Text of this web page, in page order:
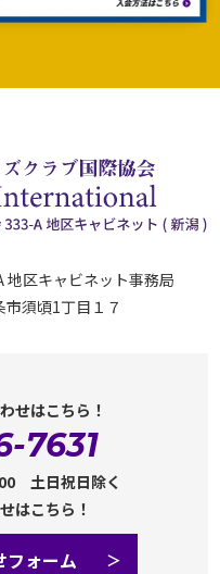
区キャビネット事務局
須頃1丁目１７
せはこちら！
7631
土日祝日除く
はこちら！
フォーム